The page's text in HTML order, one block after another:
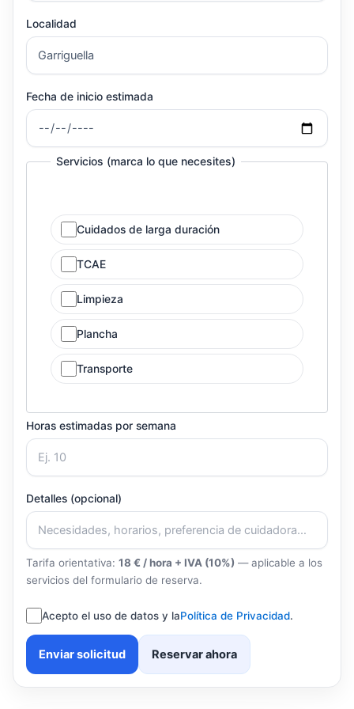
Localidad
Fecha de inicio estimada
Servicios (marca lo que necesites)
Cuidados de larga duración
TCAE
Limpieza
Plancha
Transporte
Horas estimadas por semana
Detalles (opcional)
Tarifa orientativa: 18 € / hora + IVA (10%) — aplicable a los
servicios del formulario de reserva.
Acepto el uso de datos y laPolítica de Privacidad.
Enviar solicitud Reservar ahora